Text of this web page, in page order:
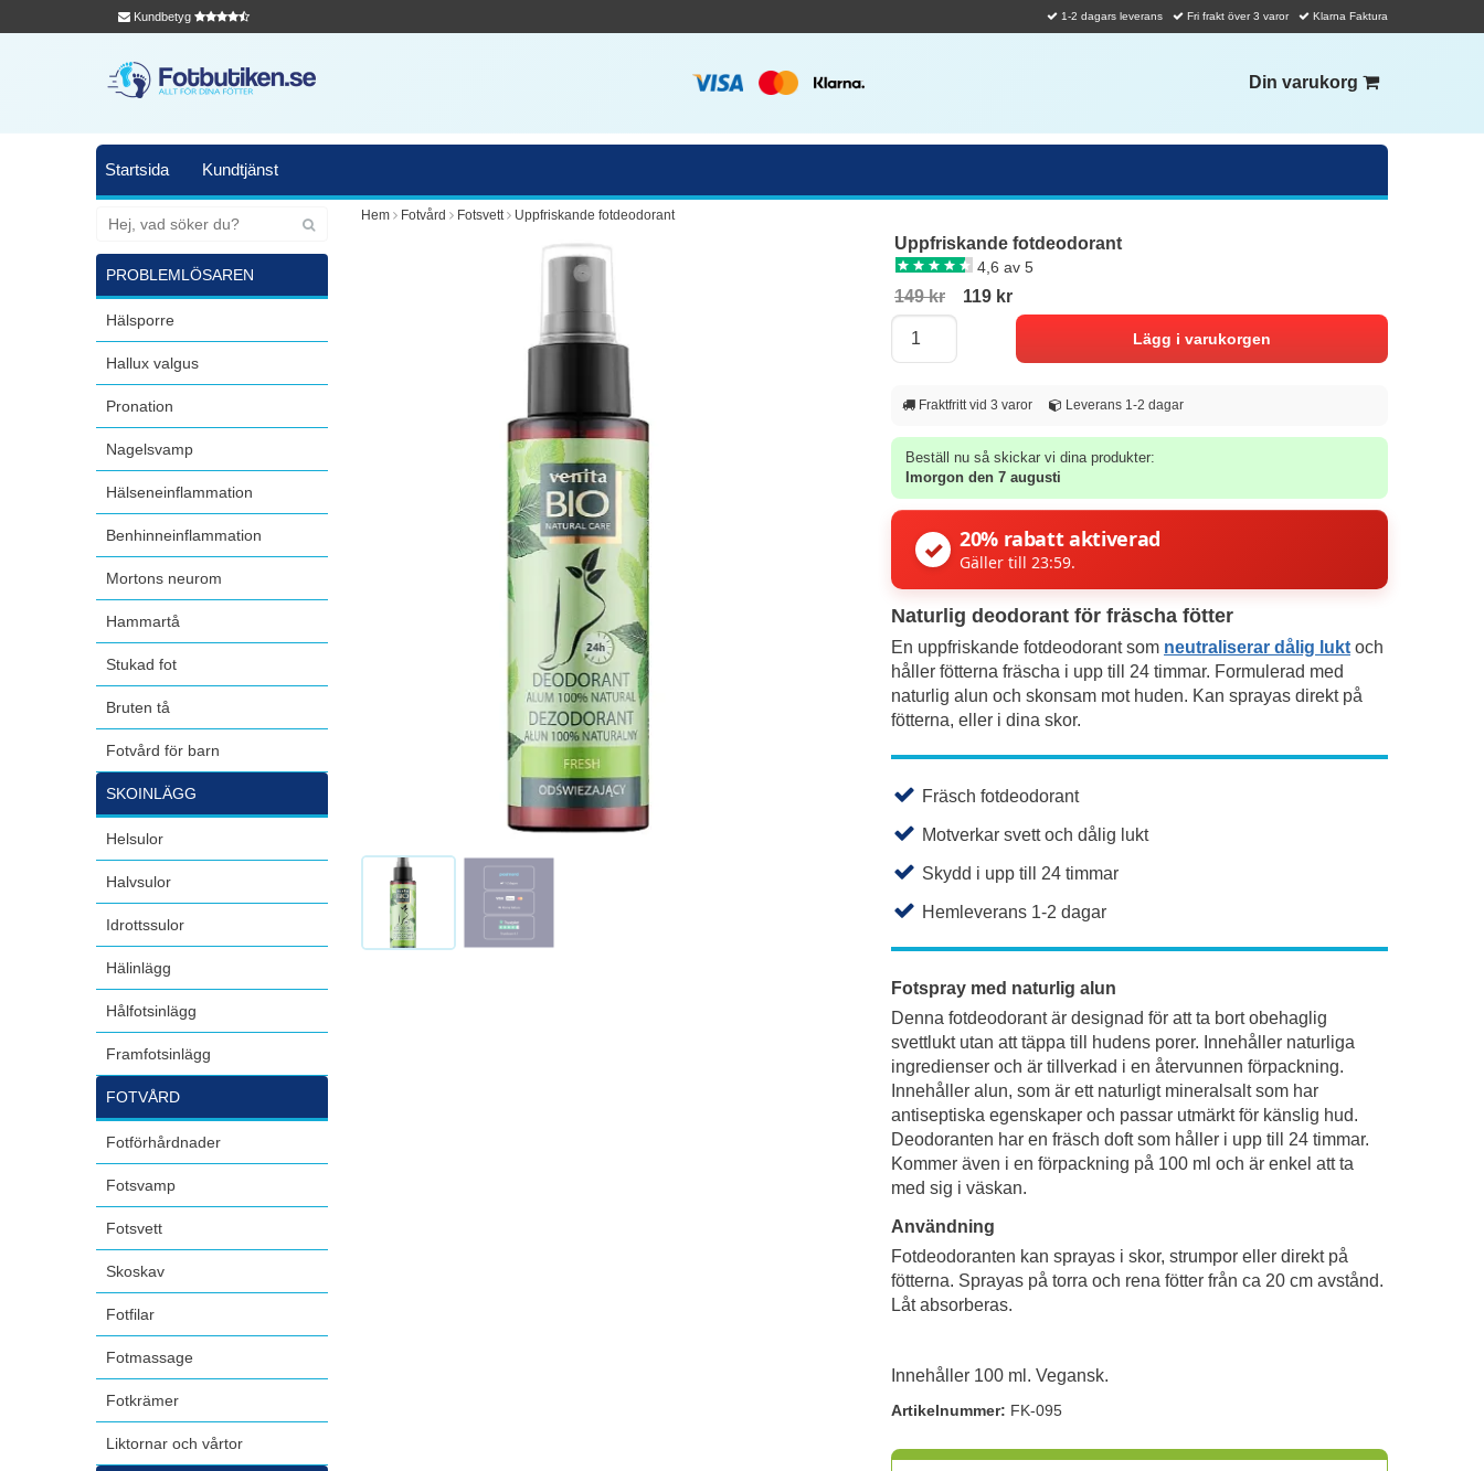
Kundbetyg 1-2 dagars leverans Fri frakt över 3 varor Klarna Faktura
Din varukorg
Startsida Kundtjänst
PROBLEMLÖSAREN
Hälsporre
Hallux valgus
Pronation
Nagelsvamp
Hälseneinflammation
Benhinneinflammation
Mortons neurom
Hammartå
Stukad fot
Bruten tå
Fotvård för barn
SKOINLÄGG
Helsulor
Halvsulor
Idrottssulor
Hälinlägg
Hålfotsinlägg
Framfotsinlägg
FOTVÅRD
Fotförhårdnader
Fotsvamp
Fotsvett
Skoskav
Fotfilar
Fotmassage
Fotkrämer
Liktornar och vårtor
Hem Fotvård Fotsvett Uppfriskande fotdeodorant
Uppfriskande fotdeodorant
4,6 av 5
149 kr 119 kr
Fraktfritt vid 3 varor Leverans 1-2 dagar
Beställ nu så skickar vi dina produkter:
Imorgon den 7 augusti
✓ 20% rabatt aktiverad
Gäller till 23:59.
Naturlig deodorant för fräscha fötter
En uppfriskande fotdeodorant som neutraliserar dålig lukt och
håller fötterna fräscha i upp till 24 timmar. Formulerad med
naturlig alun och skonsam mot huden. Kan sprayas direkt på
fötterna, eller i dina skor.
Fräsch fotdeodorant
Motverkar svett och dålig lukt
Skydd i upp till 24 timmar
Hemleverans 1-2 dagar
Fotspray med naturlig alun
Denna fotdeodorant är designad för att ta bort obehaglig
svettlukt utan att täppa till hudens porer. Innehåller naturliga
ingredienser och är tillverkad i en återvunnen förpackning.
Innehåller alun, som är ett naturligt mineralsalt som har
antiseptiska egenskaper och passar utmärkt för känslig hud.
Deodoranten har en fräsch doft som håller i upp till 24 timmar.
Kommer även i en förpackning på 100 ml och är enkel att ta
med sig i väskan.
Användning
Fotdeodoranten kan sprayas i skor, strumpor eller direkt på
fötterna. Sprayas på torra och rena fötter från ca 20 cm avstånd.
Låt absorberas.
Innehåller 100 ml. Vegansk.
Artikelnummer: FK-095